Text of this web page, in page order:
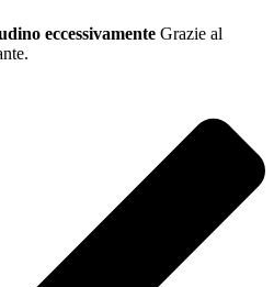
eccessivamente Grazie al